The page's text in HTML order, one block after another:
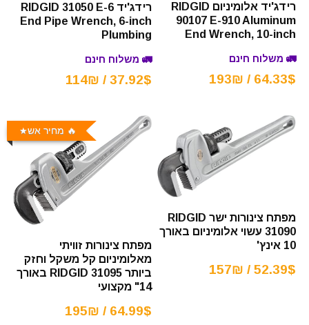
רידג'יד אלומיניום RIDGID
90107 E-910 Aluminum
End Wrench, 10-inch
🚛 משלוח חינם
64.33$ / 193₪
רידג'יד RIDGID 31050 E-6
End Pipe Wrench, 6-inch
Plumbing
🚛 משלוח חינם
37.92$ / 114₪
מפתח צינורות ישר RIDGID
31090 עשוי אלומיניום באורך
10 אינץ'
52.39$ / 157₪
🔥 מחיר אש
מפתח צינורות זוויתי
מאלומיניום קל משקל וחזק
ביותר RIDGID 31095 באורך
14" מקצועי
64.99$ / 195₪